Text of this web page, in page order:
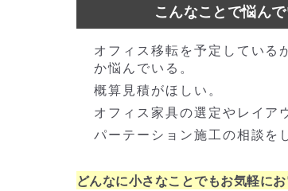
こんなことで悩ん
オフィス移転を予定している
か悩んでいる。
概算見積がほしい。
オフィス家具の選定やレイア
パーテーション施工の相談を
どんなに小さなことでもお気軽に